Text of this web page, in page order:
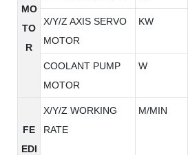
MO
TO
R
X/Y/Z AXIS SERVO
MOTOR
KW
COOLANT PUMP
MOTOR
W
FE
EDI
X/Y/Z WORKING
RATE
M/MIN